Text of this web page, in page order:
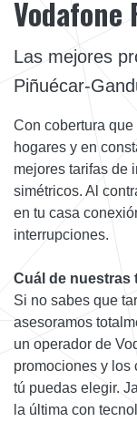
Vodafone
Las mejores
Piñuécar-
Con cobertura
hogares y en
mejores tarifas de
simétricos. Al
en tu casa
interrupciones.
Cuál de nuestras
Si no sabes que
asesoramos
un operador de
promociones y los
tú puedas elegir.
la última con